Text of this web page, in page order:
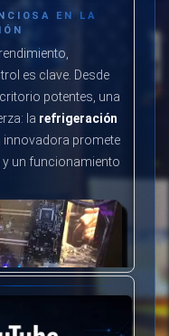
EN LA
es clave. Desde
potentes, una
la refrigeración
innovadora promete
y un funcionamiento